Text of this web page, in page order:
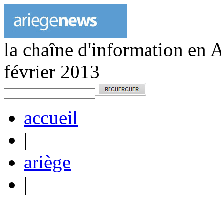
la chaîne d'information en
février 2013
accueil
|
ariège
|